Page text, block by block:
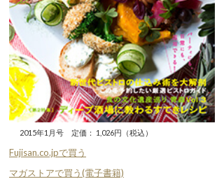
2015年1月号 定価： 1,026円（税込）
Fujisan.co.jpで買う
マガストアで買う(電子書籍)